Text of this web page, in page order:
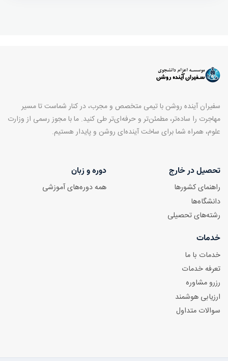
سفیران آینده روشن با تیمی متخصص و مجرب، در کنار شماست تا مسیر
مهاجرت را ساده‌تر، مطمئن‌تر و حرفه‌ای‌تر طی کنید. ما با مجوز رسمی از وزارت
علوم، همراه شما برای ساخت آینده‌ای روشن و پایدار هستیم.
تحصیل در خارج
راهنمای کشورها
دانشگاه‌ها
رشته‌های تحصیلی
دوره و زبان
همه دوره‌های آموزشی
خدمات
خدمات با ما
تعرفه خدمات
رزرو مشاوره
ارزیابی هوشمند
سوالات متداول